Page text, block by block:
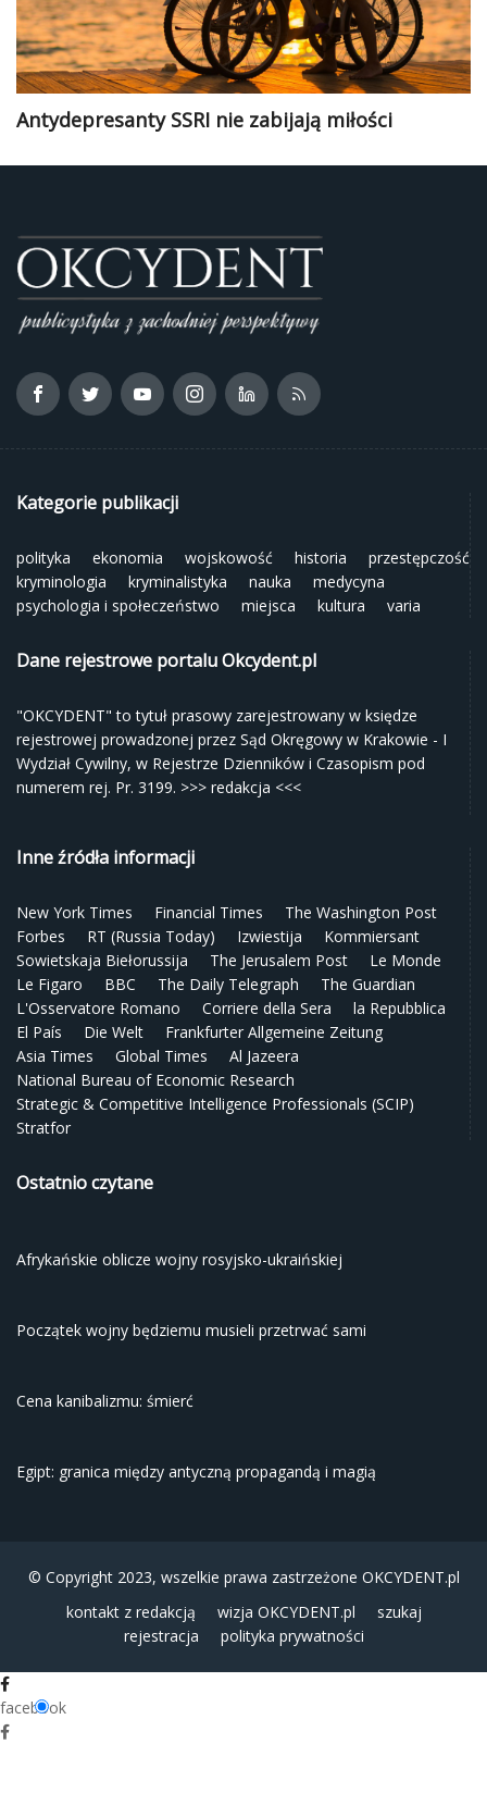
Antydepresanty SSRI nie zabijają miłości
Kategorie publikacji
polityka ekonomia wojskowość historia
przestępczość
kryminologia
kryminalistyka nauka
medycyna
psychologia i społeczeństwo
miejsca kultura varia
Dane rejestrowe portalu Okcydent.pl
"OKCYDENT" to tytuł prasowy zarejestrowany w księdze
rejestrowej prowadzonej przez Sąd Okręgowy w Krakowie - I
Wydział Cywilny, w Rejestrze Dzienników i Czasopism pod
numerem rej. Pr. 3199. >>> redakcja <<<
Inne źródła informacji
New York Times Financial Times
The Washington Post
Forbes
RT (Russia Today) Izwiestija
Kommiersant
Sowietskaja Biełorussija
The Jerusalem Post
Le Monde
Le Figaro
BBC The Daily Telegraph
The Guardian
L'Osservatore Romano
Corriere della Sera
la Repubblica
El País
Die Welt
Frankfurter Allgemeine Zeitung
Asia Times
Global Times
Al Jazeera
National Bureau of Economic Research
Strategic & Competitive Intelligence Professionals (SCIP)
Stratfor
Ostatnio czytane
Afrykańskie oblicze wojny rosyjsko-ukraińskiej
Początek wojny będziemu musieli przetrwać sami
Cena kanibalizmu: śmierć
Egipt: granica między antyczną propagandą i magią
© Copyright 2023, wszelkie prawa zastrzeżone OKCYDENT.pl
kontakt z redakcją
wizja OKCYDENT.pl
szukaj
rejestracja
polityka prywatności
facebook